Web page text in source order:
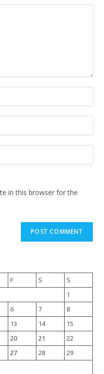
in this browser for the
F S
S
1
6 7
8
13 14
15
20 21
22
27 28
29